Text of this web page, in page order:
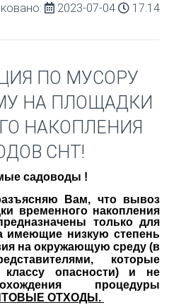
2023-07-04 17:14
ПО МУСОРУ
НА ПЛОЩАДКИ
НАКОПЛЕНИЯ
СНТ!
садоводы !
Вам, что вывоз
временного накопления
только для
имеющие низкую степень
на окружающую среду (в
которые
опасности) и не
процедуры
ОТХОДЫ.